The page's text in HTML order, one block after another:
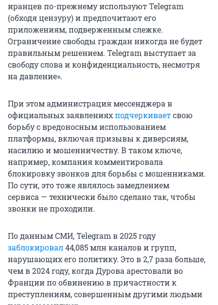
иранцев по-прежнему используют Telegram
(обходя цензуру) и предпочитают его
приложениям, подверженным слежке.
Ограничение свободы граждан никогда не будет
правильным решением. Telegram выступает за
свободу слова и конфиденциальность, несмотря
на давление».
При этом администрация мессенджера в
официальных заявленияхподчеркиваетсвою
борьбу с вредоносным использованием
платформы, включая призывы к диверсиям,
насилию и мошенничеству. В таком ключе,
например, компания комментировала
блокировку звонков для борьбы с мошенниками.
По сути, это тоже являлось замедлением
сервиса — технически было сделано так, чтобы
звонки не проходили.
По данным СМИ, Telegram в 2025 году
заблокировал44,085 млнканалов и групп,
нарушающих его политику. Это в 2,7 раза больше,
чем в 2024 году, когда Дурова арестовали во
Франции по обвинению в причастности к
преступлениям, совершенным другими людьми